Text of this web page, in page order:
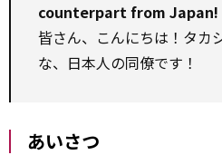
counterpart from Japan!
皆さん、こんにちは！タカ
な、日本人の同僚です！
あいさつ